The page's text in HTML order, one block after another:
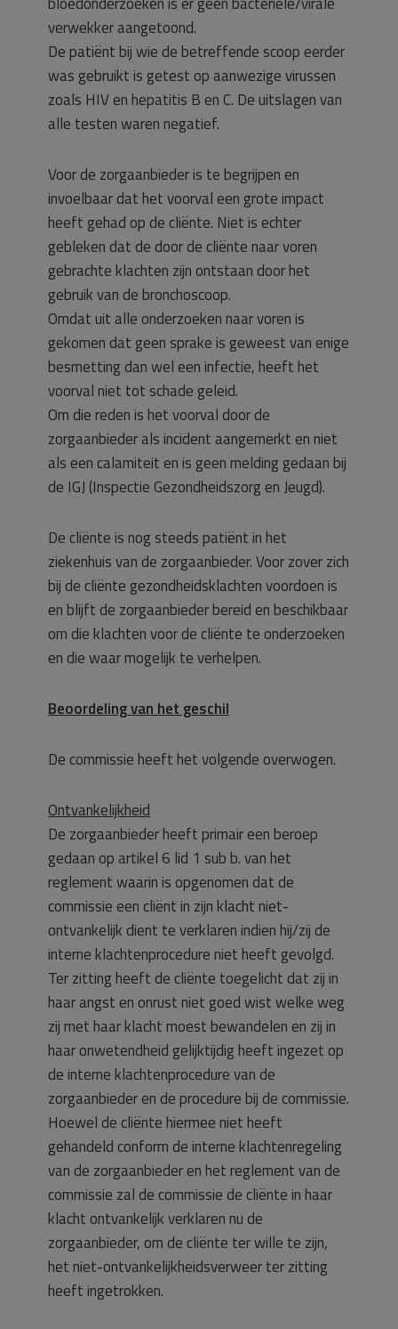
verwekker aangetoond.
De patiënt bij wie de betreffende scoop eerder
was gebruikt is getest op aanwezige virussen
zoals HIV en hepatitis B en C. De uitslagen van
alle testen waren negatief.
Voor de zorgaanbieder is te begrijpen en
invoelbaar dat het voorval een grote impact
heeft gehad op de cliënte. Niet is echter
gebleken dat de door de cliënte naar voren
gebrachte klachten zijn ontstaan door het
gebruik van de bronchoscoop.
Omdat uit alle onderzoeken naar voren is
gekomen dat geen sprake is geweest van enige
besmetting dan wel een infectie, heeft het
voorval niet tot schade geleid.
Om die reden is het voorval door de
zorgaanbieder als incident aangemerkt en niet
als een calamiteit en is geen melding gedaan bij
de IGJ (Inspectie Gezondheidszorg en Jeugd).
De cliënte is nog steeds patiënt in het
ziekenhuis van de zorgaanbieder. Voor zover zich
bij de cliënte gezondheidsklachten voordoen is
en blijft de zorgaanbieder bereid en beschikbaar
om die klachten voor de cliënte te onderzoeken
en die waar mogelijk te verhelpen.
Beoordeling van het geschil
De commissie heeft het volgende overwogen.
Ontvankelijkheid
De zorgaanbieder heeft primair een beroep
gedaan op artikel 6 lid 1 sub b. van het
reglement waarin is opgenomen dat de
commissie een cliënt in zijn klacht niet-
ontvankelijk dient te verklaren indien hij/zij de
interne klachtenprocedure niet heeft gevolgd.
Ter zitting heeft de cliënte toegelicht dat zij in
haar angst en onrust niet goed wist welke weg
zij met haar klacht moest bewandelen en zij in
haar onwetendheid gelijktijdig heeft ingezet op
de interne klachtenprocedure van de
zorgaanbieder en de procedure bij de commissie.
Hoewel de cliënte hiermee niet heeft
gehandeld conform de interne klachtenregeling
van de zorgaanbieder en het reglement van de
commissie zal de commissie de cliënte in haar
klacht ontvankelijk verklaren nu de
zorgaanbieder, om de cliënte ter wille te zijn,
het niet-ontvankelijkheidsverweer ter zitting
heeft ingetrokken.